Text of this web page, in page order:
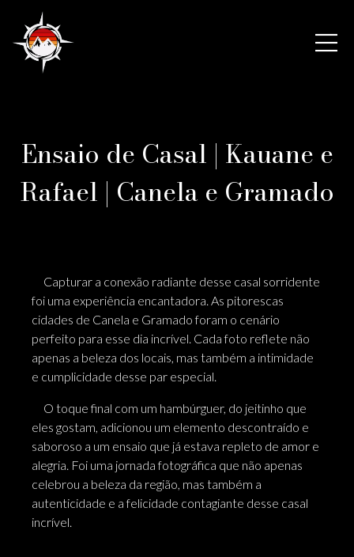
Ensaio de Casal | Kauane e
Rafael | Canela e Gramado
Capturar a conexão radiante desse casal sorridente
foi uma experiência encantadora. As pitorescas
cidades de Canela e Gramado foram o cenário
perfeito para esse dia incrível. Cada foto reflete não
apenas a beleza dos locais, mas também a intimidade
e cumplicidade desse par especial.
O toque final com um hambúrguer, do jeitinho que
eles gostam, adicionou um elemento descontraído e
saboroso a um ensaio que já estava repleto de amor e
alegria. Foi uma jornada fotográfica que não apenas
celebrou a beleza da região, mas também a
autenticidade e a felicidade contagiante desse casal
incrível.